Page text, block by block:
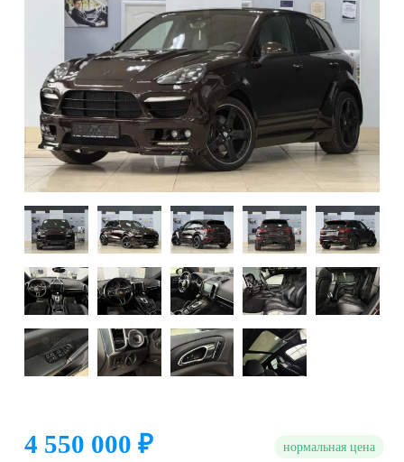
4 550 000 ₽ нормальная цена